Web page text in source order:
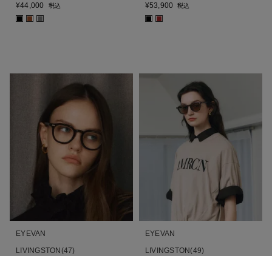
¥44,000 税込
■ ■ ■
¥53,900 税込
■ ■
EYEVAN
LIVINGSTON(47)
EYEVAN
LIVINGSTON(49)